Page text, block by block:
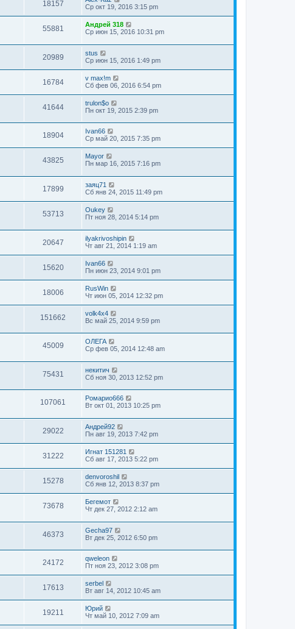
18157
Ср окт 19, 2016 3:15 pm
55881
Андрей 318
Ср июн 15, 2016 10:31 pm
20989
stus
Ср июн 15, 2016 1:49 pm
16784
v max!m
Сб фев 06, 2016 6:54 pm
41644
trulon$o
Пн окт 19, 2015 2:39 pm
18904
Ivan66
Ср май 20, 2015 7:35 pm
43825
Mayor
Пн мар 16, 2015 7:16 pm
17899
заяц71
Сб янв 24, 2015 11:49 pm
53713
Oukey
Пт ноя 28, 2014 5:14 pm
20647
ilyakrivoshipin
Чт авг 21, 2014 1:19 am
15620
Ivan66
Пн июн 23, 2014 9:01 pm
18006
RusWin
Чт июн 05, 2014 12:32 pm
151662
volk4x4
Вс май 25, 2014 9:59 pm
45009
ОЛЕГА
Ср фев 05, 2014 12:48 am
75431
некитич
Сб ноя 30, 2013 12:52 pm
107061
Ромарио666
Вт окт 01, 2013 10:25 pm
29022
Андрей92
Пн авг 19, 2013 7:42 pm
31222
Игнат 151281
Сб авг 17, 2013 5:22 pm
15278
denvoroshil
Сб янв 12, 2013 8:37 pm
73678
Бегемот
Чт дек 27, 2012 2:12 am
46373
Gecha97
Вт дек 25, 2012 6:50 pm
24172
qweleon
Пт ноя 23, 2012 3:08 pm
17613
serbel
Вт авг 14, 2012 10:45 am
19211
Юрий
Чт май 10, 2012 7:09 am